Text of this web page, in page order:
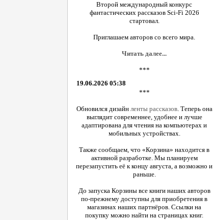
Второй международный конкурс
фантастических рассказов Sci-Fi 2026
стартовал.
Приглашаем авторов со всего мира.
Читать далее...
***
19.06.2026 05:38
***
Обновился дизайн ленты рассказов. Теперь она
выглядит современнее, удобнее и лучше
адаптирована для чтения на компьютерах и
мобильных устройствах.
Также сообщаем, что «Корзина» находится в
активной разработке. Мы планируем
перезапустить её к концу августа, а возможно и
раньше.
До запуска Корзины все книги наших авторов
по-прежнему доступны для приобретения в
магазинах наших партнёров. Ссылки на
покупку можно найти на страницах книг.